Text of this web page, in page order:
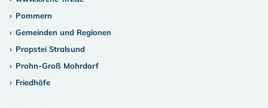
Pommern
Gemeinden und Regionen
Propstei Stralsund
Prohn-Groß Mohrdorf
Friedhöfe